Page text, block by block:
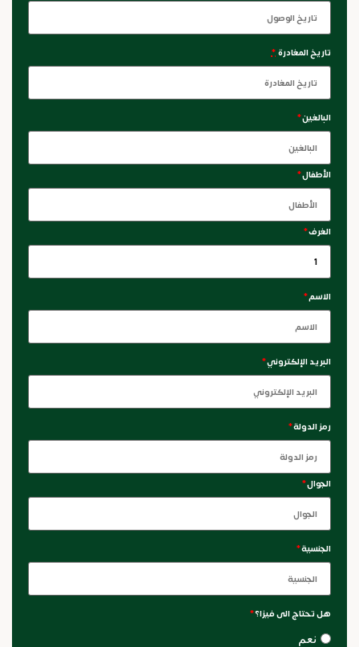
تاريخ المغادرة*
البالغين*
الأطفال*
الغرف*
الاسم*
البريد الإلكتروني*
رمز الدولة*
الجوال*
الجنسية*
هل تحتاج الى فيزا؟*
نعم